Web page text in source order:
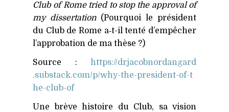
Club of Rome tried to stop the approval of
my dissertation(Pourquoi le président
du Club de Rome a‑t-il tenté d’empêcher
l’approbation de ma thèse ?)
Source : https://​drjacobnordangard​
.substack​.com/​p​/​w​h​y​-​t​h​e​-​p​r​e​s​i​d​e​n​t​-​o​f​-​t​
h​e​-​c​l​u​b​-of
Une brève histoire du Club, sa vision